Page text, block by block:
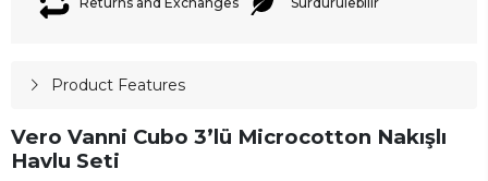
Product Features
Vero Vanni Cubo 3’lü Microcotton Nakışlı
Havlu Seti